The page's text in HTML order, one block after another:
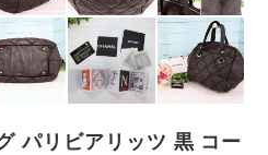
パリビアリッツ 黒 コー